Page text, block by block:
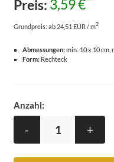
Preis: 3,59 €
Grundpreis: ab 24,51 EUR / m2
Abmessungen:min: 10 x 10 cm,
Form:Rechteck
Anzahl:
- +